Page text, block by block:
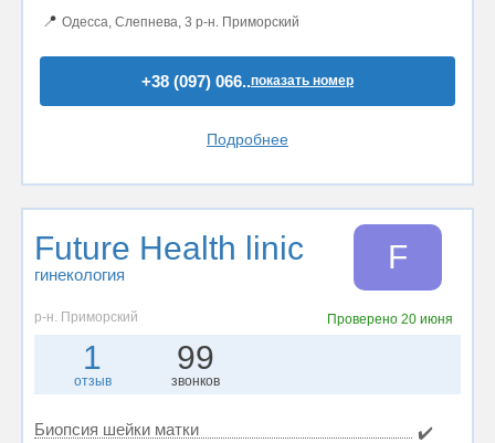
📍 Одесса, Слепнева, 3 р-н. Приморский
+38 (097) 066..показать номер
Подробнее
Future Health linic
гинекология F
р-н. Приморский Проверено 20 июня
1
отзыв
99
звонков
Биопсия шейки матки ✔️